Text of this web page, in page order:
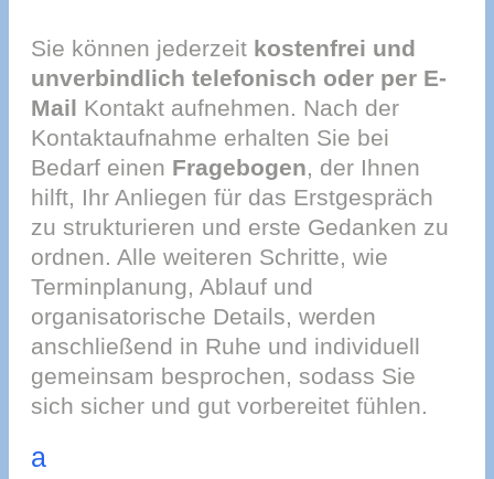
Sie können jederzeit kostenfrei und
unverbindlich telefonisch oder per E-
Mail Kontakt aufnehmen. Nach der
Kontaktaufnahme erhalten Sie bei
Bedarf einen Fragebogen , der Ihnen
hilft, Ihr Anliegen für das Erstgespräch
zu strukturieren und erste Gedanken zu
ordnen. Alle weiteren Schritte, wie
Terminplanung, Ablauf und
organisatorische Details, werden
anschließend in Ruhe und individuell
gemeinsam besprochen, sodass Sie
sich sicher und gut vorbereitet fühlen.
a